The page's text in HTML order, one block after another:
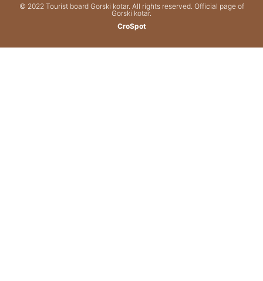
© 2022 Tourist board Gorski kotar. All rights reserved. Official page of
Gorski kotar.
CroSpot